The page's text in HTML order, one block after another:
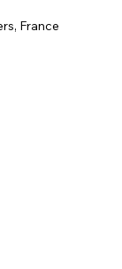
France